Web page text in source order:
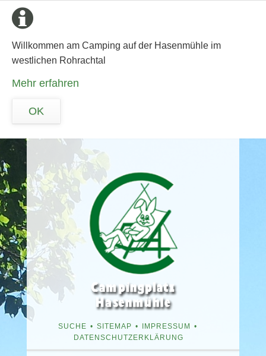
Willkommen am Camping auf der Hasenmühle im
westlichen Rohrachtal
Mehr erfahren
OK
NAVIGATION
ÜBERSPRINGEN
SUCHE SITEMAP
IMPRESSUM
DATENSCHUTZERKLÄRUNG